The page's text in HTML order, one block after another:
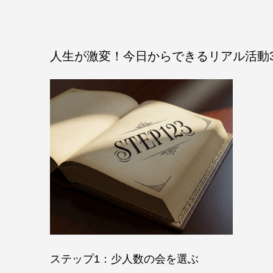
人生が激変！今日からできるリアル活
ステップ1：少人数の会を選ぶ